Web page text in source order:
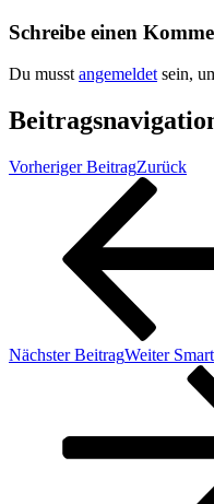
Schreibe einen
Du musst angemeldet sein,
Vorheriger BeitragZurück
Nächster BeitragWeiter